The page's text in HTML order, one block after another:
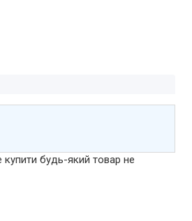
купити будь-який товар не